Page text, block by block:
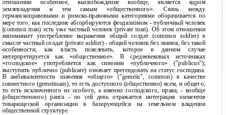
отношении особенное, высвобождение вообще, является ядром
землевладения и тем самым «общественного». Связь между
германскоправовыми и римско-правовыми категориями оборачивается по
мере того, как последние абсорбируются феодализмом - публичный человек
(common man) есть уже частный человек (private man). Об этом отношении
напоминает употребление выражения общий солдат (common soldier) в
смысле частный солдат (private soldier) - общий человек без звания, без такой
особенности, как власть повелевать, которое в данном случае
интерпретируется как «общественное». В средневековых источниках
«господское» употребляется как синоним «публичного» ("publicus");
выступить публично (publicare) означает претендовать на статус господина.
В амбивалентности значения «общего» ("gemein", common) в качестве
совместного (gemeinsam), то есть доступного (общественно) всем, и общего,
то есть исключенного из особого, а именно господского, права, - вообще
(общественного) ранга - по сей день отражается интеграция элементов
товарищеской организации в базирующейся на земельном владении
общественной структуре.